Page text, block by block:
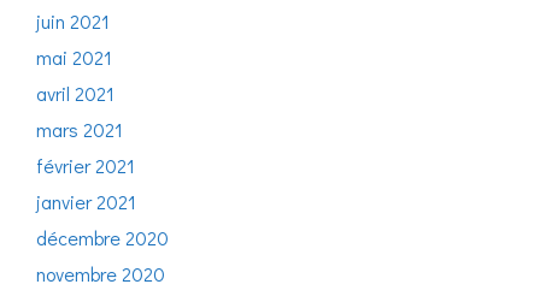
juin 2021
mai 2021
avril 2021
mars 2021
février 2021
janvier 2021
décembre 2020
novembre 2020